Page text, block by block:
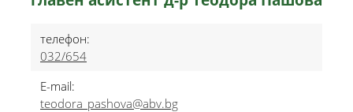
телефон:
032/654
E-mail:
teodora_pashova@abv.bg